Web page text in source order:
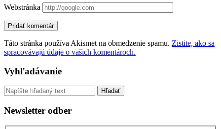
Webstránka
Táto stránka používa Akismet na obmedzenie spamu. Zistite, ako sa
spracovávajú údaje o vašich komentároch.
Sidebar
Vyhľadávanie
Vyhľadávanie
Newsletter odber